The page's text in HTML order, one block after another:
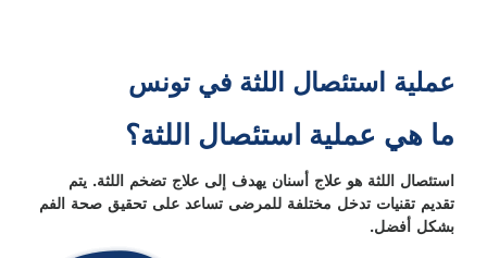
عملية استئصال اللثة في تونس
ما هي عملية استئصال اللثة؟
استئصال اللثة هو علاج أسنان يهدف إلى علاج تضخم اللثة. يتم
تقديم تقنيات تدخل مختلفة للمرضى تساعد على تحقيق صحة الفم
بشكل أفضل.